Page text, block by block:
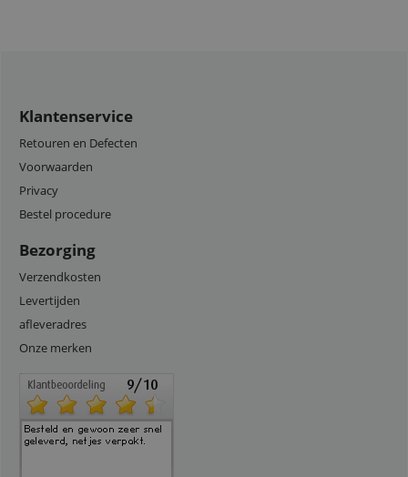
Klantenservice
Retouren en Defecten
Voorwaarden
Privacy
Bestel procedure
Bezorging
Verzendkosten
Levertijden
afleveradres
Onze merken